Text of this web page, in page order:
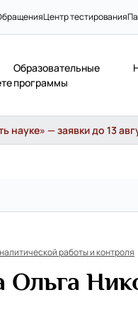
Центр тестирования
Образовательные
программы
науке» — заявки до 13
работы и контроля
Ольга